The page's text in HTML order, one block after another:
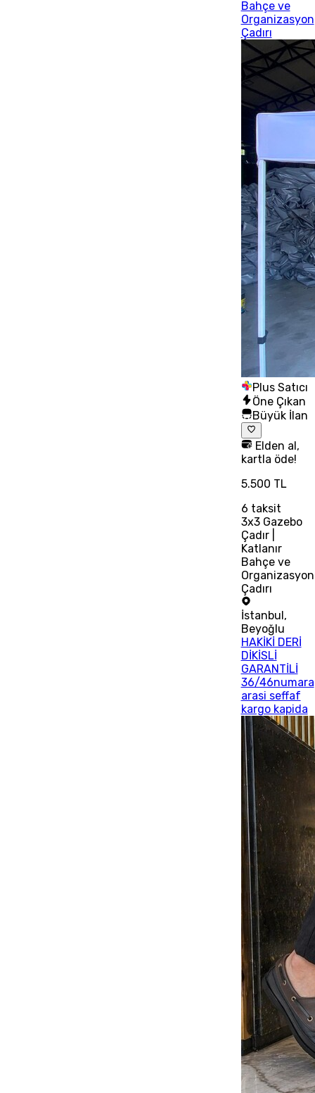
Bahçe ve
Organizasyon
Çadırı
Plus Satıcı
Öne Çıkan
Büyük İlan
Elden al,
kartla öde!
5.500 TL
6 taksit
3x3 Gazebo
Çadır |
Katlanır
Bahçe ve
Organizasyon
Çadırı
İstanbul,
Beyoğlu
HAKİKİ DERİ
DİKİSLİ
GARANTİLİ
36/46numara
arasi seffaf
kargo kapida